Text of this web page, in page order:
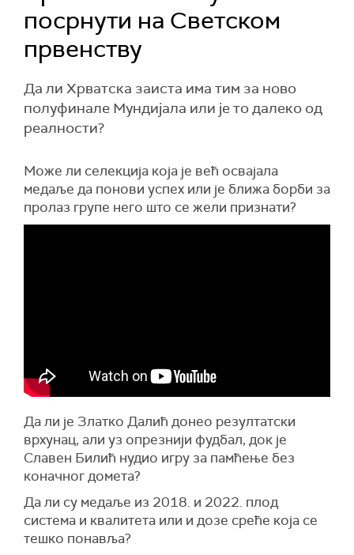
посрнути на Светском
првенству
Да ли Хрватска заиста има тим за ново
полуфинале Мундијала или је то далеко од
реалности?
Може ли селекција која је већ освајала
медаље да понови успех или је ближа борби за
пролаз групе него што се жели признати?
Да ли је Златко Далић донео резултатски
врхунац, али уз опрезнији фудбал, док је
Славен Билић нудио игру за памћење без
коначног домета?
Да ли су медаље из 2018. и 2022. плод
система и квалитета или и дозе среће која се
тешко понавља?